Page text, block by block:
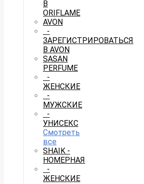
В
ORIFLAME
AVON
-
ЗАРЕГИСТРИРОВАТЬСЯ
В AVON
SASAN
PERFUME
-
ЖЕНСКИЕ
-
МУЖСКИЕ
-
УНИСЕКС
Смотреть
все
SHAIK -
НОМЕРНАЯ
-
ЖЕНСКИЕ